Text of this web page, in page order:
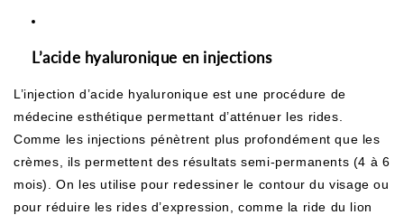
L’acide hyaluronique en injections
L’injection d’acide hyaluronique est une procédure de
médecine esthétique permettant d’atténuer les rides.
Comme les injections pénètrent plus profondément que les
crèmes, ils permettent des résultats semi-permanents (4 à 6
mois). On les utilise pour redessiner le contour du visage ou
pour réduire les rides d’expression, comme la ride du lion